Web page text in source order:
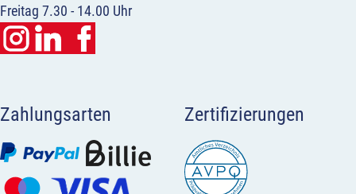
Freitag 7.30 - 14.00 Uhr
Zahlungsarten Zertifizierungen